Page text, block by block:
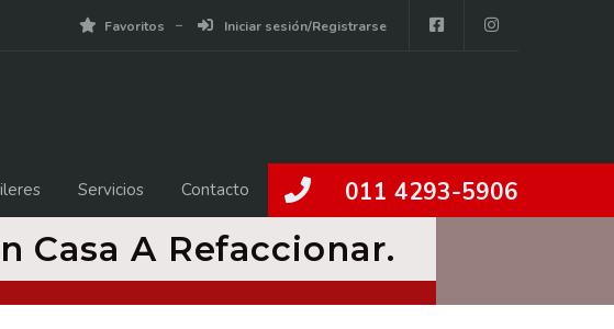
Favoritos Iniciar sesión/Registrarse
011 4293-5906
Servicios Contacto
Casa A Refaccionar.